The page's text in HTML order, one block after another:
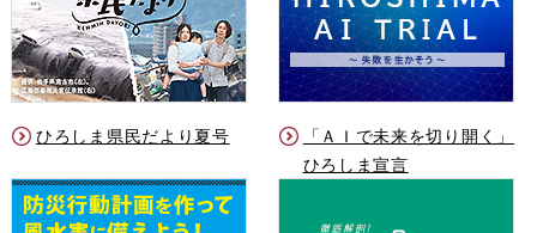
ひろしま県民だより夏号
「ＡＩで未来を切り開く」
ひろしま宣言